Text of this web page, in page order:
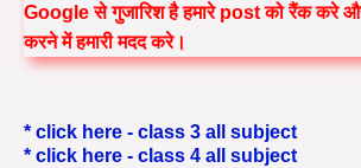
Google से गुजारिश है हमारे post को रैंक करे और
करने में हमारी मदद करे।
* click here - class 3 all subject
* click here - class 4 all subject